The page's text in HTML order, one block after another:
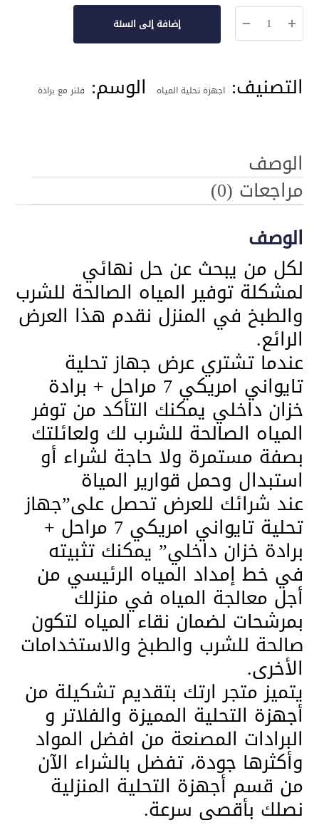
كمية
جهاز
مياه
مراحل
مع
براده
ارتك
إضافة إلى السلة
التصنيف: اجهزة تحلية المياه الوسم: فلتر مع برادة
الوصف
مراجعات (0)
الوصف
لكل من يبحث عن حل نهائي
لمشكلة توفير المياه الصالحة للشرب
والطبخ في المنزل نقدم هذا العرض
الرائع.
عندما تشتري عرض جهاز تحلية
تايواني امريكي 7 مراحل + برادة
خزان داخلي يمكنك التأكد من توفر
المياه الصالحة للشرب لك ولعائلتك
بصفة مستمرة ولا حاجة لشراء أو
استبدال وحمل قوارير المياة
عند شرائك للعرض تحصل على”جهاز
تحلية تايواني امريكي 7 مراحل +
برادة خزان داخلي” يمكنك تثبيته
في خط إمداد المياه الرئيسي من
أجل معالجة المياه في منزلك
بمرشحات لضمان نقاء المياه لتكون
صالحة للشرب والطبخ والاستخدامات
الأخرى.
يتميز متجر ارتك بتقديم تشكيلة من
أجهزة التحلية المميزة والفلاتر و
البرادات المصنعة من افضل المواد
وأكثرها جودة، تفضل بالشراء الآن
من قسم أجهزة التحلية المنزلية
نصلك بأقصى سرعة.